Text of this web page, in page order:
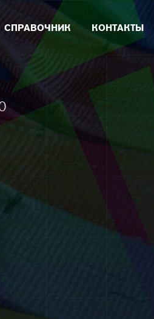
СПРАВОЧНИК КОНТАКТЫ